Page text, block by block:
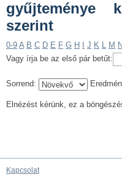
gyűjteménye
szerint
0-9 A B C D E F G H J K L M N
Vagy írja be az első pár betűt:
Sorrend:
Elnézést kérünk, ez a
Kapcsolat